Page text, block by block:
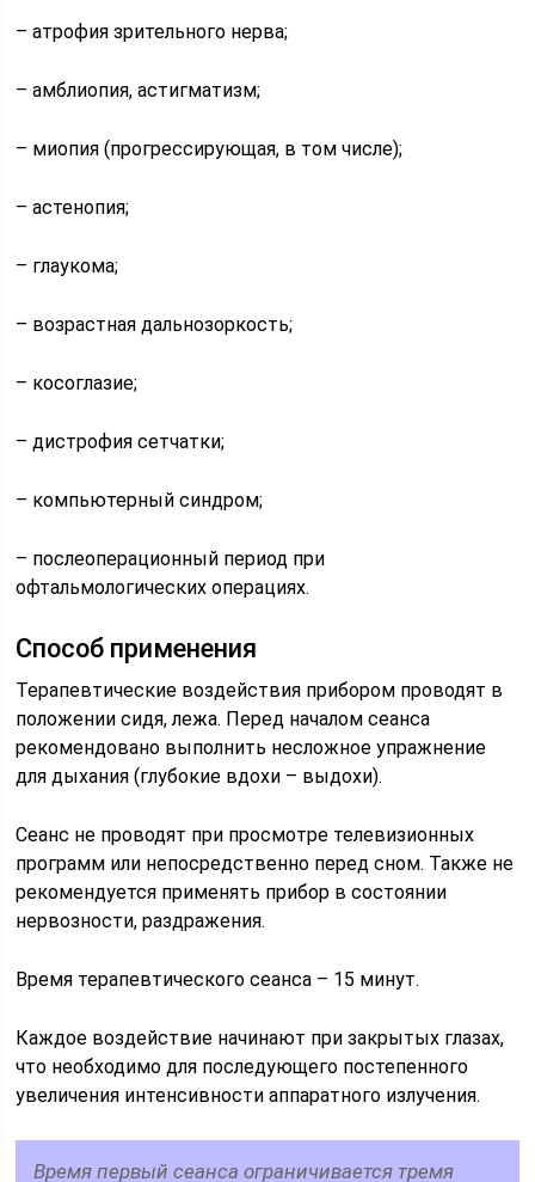
– атрофия зрительного нерва;
– амблиопия, астигматизм;
– миопия (прогрессирующая, в том числе);
– астенопия;
– глаукома;
– возрастная дальнозоркость;
– косоглазие;
– дистрофия сетчатки;
– компьютерный синдром;
– послеоперационный период при
офтальмологических операциях.
Способ применения
Терапевтические воздействия прибором проводят в
положении сидя, лежа. Перед началом сеанса
рекомендовано выполнить несложное упражнение
для дыхания (глубокие вдохи – выдохи).
Сеанс не проводят при просмотре телевизионных
программ или непосредственно перед сном. Также не
рекомендуется применять прибор в состоянии
нервозности, раздражения.
Время терапевтического сеанса – 15 минут.
Каждое воздействие начинают при закрытых глазах,
что необходимо для последующего постепенного
увеличения интенсивности аппаратного излучения.
Время первый сеанса ограничивается тремя